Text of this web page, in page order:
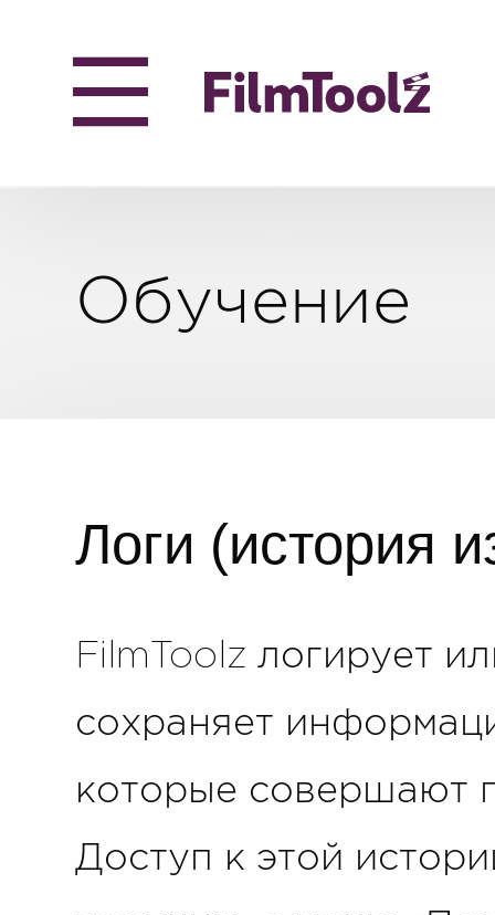
Обучение
Логи (история
FilmToolz логирует
сохраняет
которые совершают
Доступ к этой